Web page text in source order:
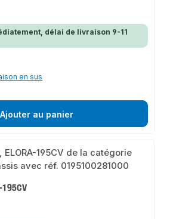
délai de livraison 9-11
en sus
Ajouter au panier